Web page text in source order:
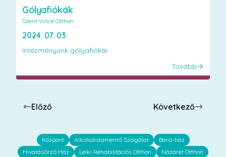
Gólyafiókák
Szent Vince Otthon
2024. 07. 03.
Intézményünk gólyafiókái
Tovább
Előző Következő
Központ Alkoholistamentő Szolgálat
Bara-ház
Hivatásőrző Ház
Lelki Rehabilitációs Otthon
Názáret Otthon